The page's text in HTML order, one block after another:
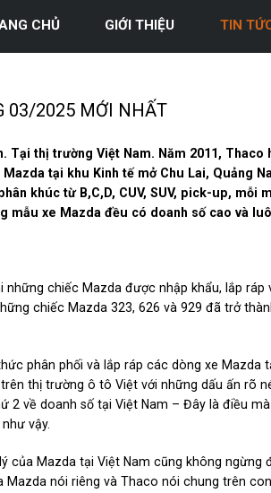
CHỦ GIỚI THIỆU TIN
03/2025 MỚI NHẤT
Tại thị trường Việt Nam. Năm 2011, Thaco
tại khu Kinh tế mở Chu Lai, Quảng
khúc từ B,C,D, CUV, SUV, pick-up, mỗi
mẫu xe Mazda đều có doanh số cao và
chiếc Mazda được nhập khẩu, lắp ráp
chiếc Mazda 323, 626 và 929 đã trở
phân phối và lắp ráp các dòng xe Mazda
thị trường ô tô Việt với những dấu ấn rõ
2 về doanh số tại Việt Nam – Đây là điều
vậy.
của Mazda tại Việt Nam cũng không ngừng
nói riêng và Thaco nói chung trên